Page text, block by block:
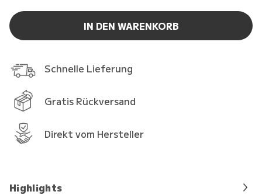
IN DEN WARENKORB
Schnelle Lieferung
Gratis Rückversand
Direkt vom Hersteller
Highlights